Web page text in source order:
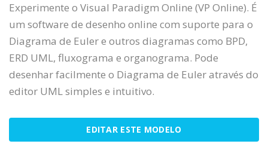
Experimente o Visual Paradigm Online (VP Online). É
um software de desenho online com suporte para o
Diagrama de Euler e outros diagramas como BPD,
ERD UML, fluxograma e organograma. Pode
desenhar facilmente o Diagrama de Euler através do
editor UML simples e intuitivo.
EDITAR ESTE MODELO